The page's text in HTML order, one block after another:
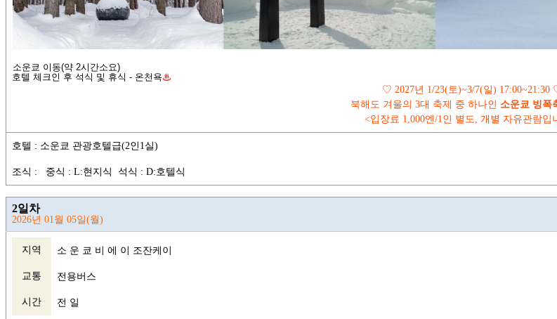
소운쿄 이동(약 2시간소요)
호텔 체크인 후 석식 및 휴식 - 온천욕♨
♡2027년 1/23(토)~3/7(일) 17:00~21:30
북해도 겨울의3대 축제 중 하나인 소운쿄 빙폭
<입장료 1,000엔/1인 별도,개별 자유관람입
호텔 : 소운쿄 관광호텔급(2인1실)
조식 : 중식 : L:현지식 석식 : D:호텔식
2일차
2026년 01월 05일(월)
지역 소 운 쿄 비 에 이 조잔케이
교통 전용버스
시간 전 일